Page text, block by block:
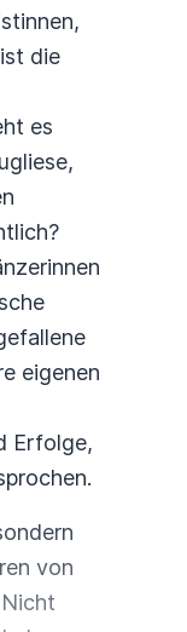
die
es
eigenen
Erfolge,
von